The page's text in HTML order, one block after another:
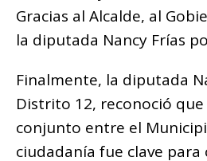
Gracias al Alcalde, al
la diputada Nancy Frías
Finalmente, la diputada
Distrito 12, reconoció
conjunto entre el
ciudadanía fue clave